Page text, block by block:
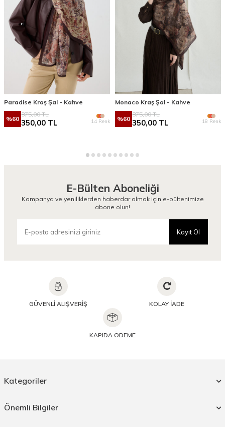
Paradise Kraş Şal - Kahve
%60
875,00TL
350,00 TL 14 Renk
Monaco Kraş Şal - Kahve
%60
875,00TL
350,00 TL 18 Renk
E-Bülten Aboneliği
Kampanya ve yeniliklerden haberdar olmak için e-bültenimize
abone olun!
Kayıt Ol
GÜVENLİ ALIŞVERİŞ KOLAY İADE
KAPIDA ÖDEME
Kategoriler
Önemli Bilgiler